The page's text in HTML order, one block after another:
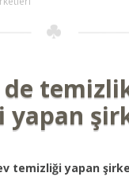
de
yapan
temizliği yapan